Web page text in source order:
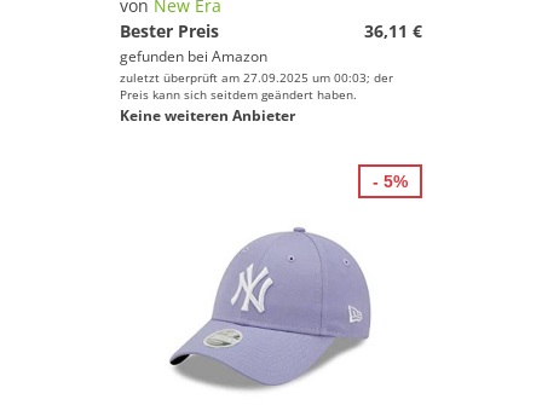
von New Era
Bester Preis
36,11 €
gefunden bei Amazon
zuletzt überprüft am 27.09.2025 um 00:03; der
Preis kann sich seitdem geändert haben.
Keine weiteren Anbieter
- 5%